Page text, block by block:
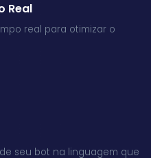
Real
real para otimizar o
seu bot na linguagem que